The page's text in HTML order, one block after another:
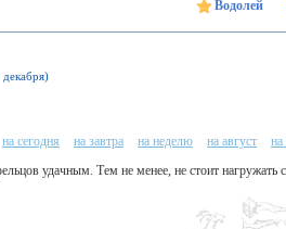
Водолей
на сегодня на завтра на неделю на август на
удачным. Тем не менее, не стоит нагружать